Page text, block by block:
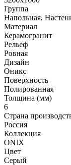
Группа
Напольная,
Материал
Керамогранит
Рельеф
Ровная
Дизайн
Оникс
Поверхность
Полированная
Толщина (мм)
6
Страна
Россия
Коллекция
ONIX
Цвет
Серый